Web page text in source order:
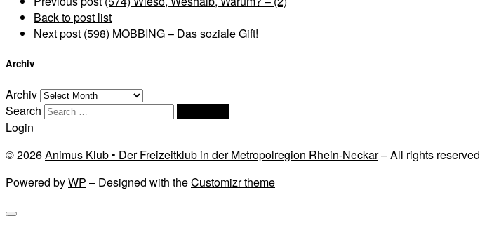
Back to post list
Next post (598) MOBBING – Das soziale Gift!
Archiv
Archiv
Search
Login
© 2026Animus Klub • Der Freizeitklub in der Metropolregion Rhein-Neckar– All rights reserved
Powered byWP – Designed with theCustomizr theme